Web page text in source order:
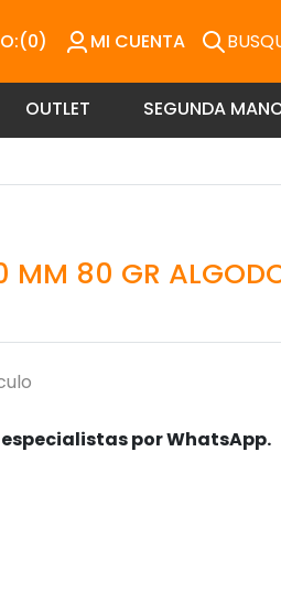
(0) MI CUENTA
OUTLET SEGUNDA
MM 80 GR
por WhatsApp.